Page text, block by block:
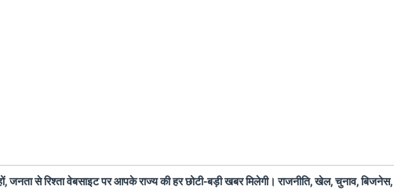
जनता से रिश्ता वेबसाइट पर आपके राज्य की हर छोटी-बड़ी खबर मिलेगी। राजनीति, खेल, चुनाव,